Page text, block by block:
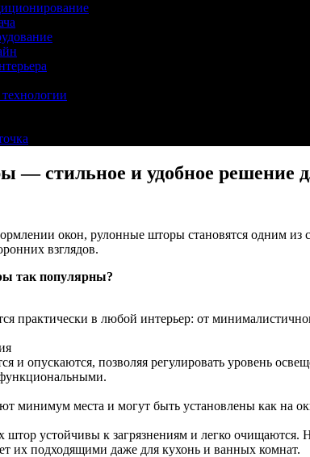
— стильное и удобное решение
окон, рулонные шторы становятся одним
взглядов.
так популярны?
практически в любой интерьер: от
и опускаются, позволяя регулировать уровень
минимум места и могут быть установлены как на
устойчивы к загрязнениям и легко
их подходящими даже для кухонь и ванных комнат.